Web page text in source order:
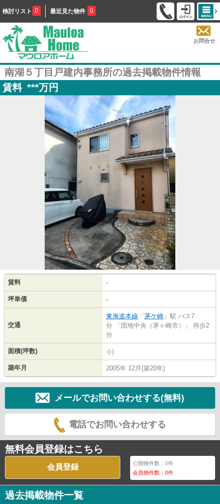
検討リスト 0 最近見た物件 0
お問合せ
南湖５丁目戸建内事務所の過去掲載物件情報
賃料 ***万円
賃料 -
坪単価 -
交通
東海道本線 「 茅ケ崎 」駅 バス7
分 「団地中央（茅ヶ崎市）」 停歩2
分
面積(坪数) -(-)
築年月 2005年 12月(築20年)
メールでお問い合わせする(無料)
電話でお問い合わせする
無料会員登録はこちら
会員登録 公開物件数：0件
会員物件数：0件
過去掲載物件一覧